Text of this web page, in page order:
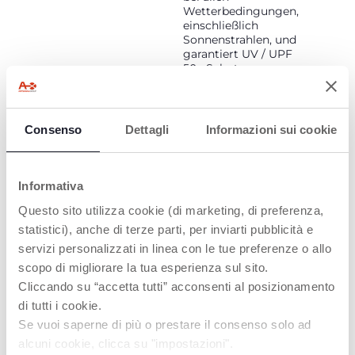
Consenso Dettagli Informazioni sui cookie
Informativa
Questo sito utilizza cookie (di marketing, di preferenza,
statistici), anche di terze parti, per inviarti pubblicità e
servizi personalizzati in linea con le tue preferenze o allo
scopo di migliorare la tua esperienza sul sito.
Cliccando su “accetta tutti” acconsenti al posizionamento
di tutti i cookie.
Se vuoi saperne di più o prestare il consenso solo ad
alcuni cookie, clicca su "impostazioni".
Wetterbedingungen,
einschließlich
Sonnenstrahlen, und
garantiert UV / UPF
50+ Schutz.
PERSONALISIERTE
R KOMFORT
Die vollständig
verstellbaren Sitze, die
Beinstützen und die
ausziehbaren
Verdecke ermöglichen
GROSSER E
INHÄNGEKORB
Der einheitliche Korb
garantiert den Eltern
noch mehr Komfort:
Aufbewahren
voluminöserer Dinge